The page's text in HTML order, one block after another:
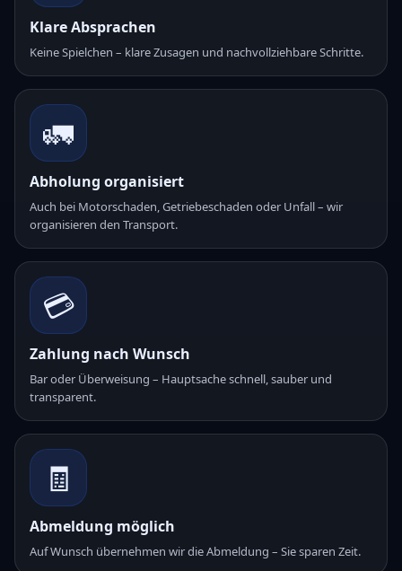
Klare Absprachen
Keine Spielchen – klare Zusagen und nachvollziehbare Schritte.
🚛
Abholung organisiert
Auch bei Motorschaden, Getriebeschaden oder Unfall – wir
organisieren den Transport.
💳
Zahlung nach Wunsch
Bar oder Überweisung – Hauptsache schnell, sauber und
transparent.
🧾
Abmeldung möglich
Auf Wunsch übernehmen wir die Abmeldung – Sie sparen Zeit.